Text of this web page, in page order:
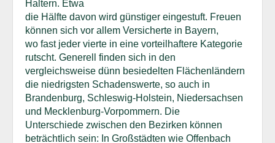
Haltern. Etwa
die Hälfte davon wird günstiger eingestuft. Freuen
können sich vor allem Versicherte in Bayern,
wo fast jeder vierte in eine vorteilhaftere Kategorie
rutscht. Generell finden sich in den
vergleichsweise dünn besiedelten Flächenländern
die niedrigsten Schadenswerte, so auch in
Brandenburg, Schleswig-Holstein, Niedersachsen
und Mecklenburg-Vorpommern. Die
Unterschiede zwischen den Bezirken können
beträchtlich sein: In Großstädten wie Offenbach